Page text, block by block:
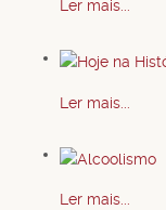
Ler mais...
Ler mais...
Ler mais...